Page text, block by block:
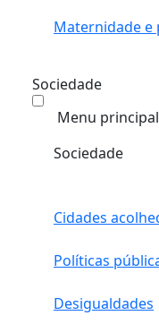
Maternidade e
Sociedade
Menu principal
Sociedade
Cidades
Políticas
Desigualdades